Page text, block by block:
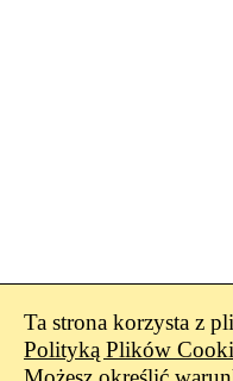
Ta strona korzysta z
Polityką Plików